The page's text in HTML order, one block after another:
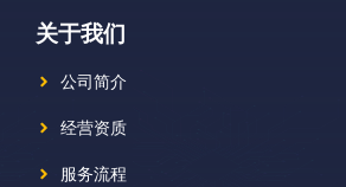
关于我们
公司简介
经营资质
服务流程